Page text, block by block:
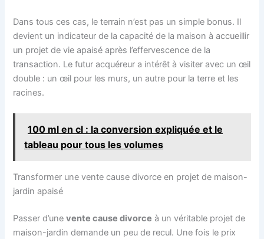
Dans tous ces cas, le terrain n’est pas un simple bonus. Il
devient un indicateur de la capacité de la maison à accueillir
un projet de vie apaisé après l’effervescence de la
transaction. Le futur acquéreur a intérêt à visiter avec un œil
double : un œil pour les murs, un autre pour la terre et les
racines.
100 ml en cl : la conversion expliquée et le
tableau pour tous les volumes
Transformer une vente cause divorce en projet de maison-
jardin apaisé
Passer d’unevente cause divorce à un véritable projet de
maison-jardin demande un peu de recul. Une fois le prix